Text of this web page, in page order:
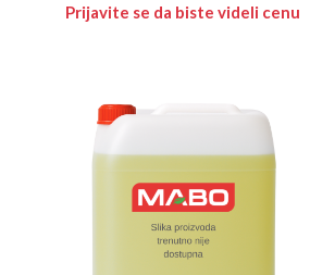
Prijavite se da biste videli cenu